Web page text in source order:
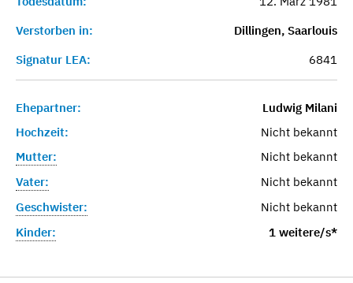
Verstorben in:
Dillingen, Saarlouis
Signatur LEA:
6841
Ehepartner:
Ludwig Milani
Hochzeit:
Nicht bekannt
Mutter:
Nicht bekannt
Vater:
Nicht bekannt
Geschwister:
Nicht bekannt
Kinder:
1 weitere/s*